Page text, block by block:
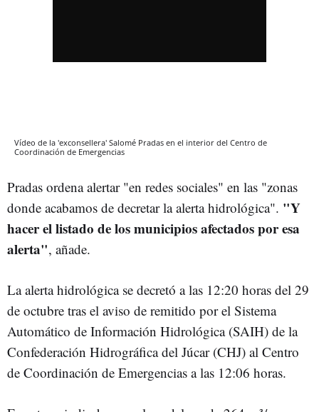
Vídeo de la 'exconsellera' Salomé Pradas en el interior del Centro de
Coordinación de Emergencias
Pradas ordena alertar "en redes sociales" en las "zonas
donde acabamos de decretar la alerta hidrológica". "Y
hacer el listado de los municipios afectados por esa
alerta", añade.
La alerta hidrológica se decretó a las 12:20 horas del 29
de octubre tras el aviso de remitido por el Sistema
Automático de Información Hidrológica (SAIH) de la
Confederación Hidrográfica del Júcar (CHJ) al Centro
de Coordinación de Emergencias a las 12:06 horas.